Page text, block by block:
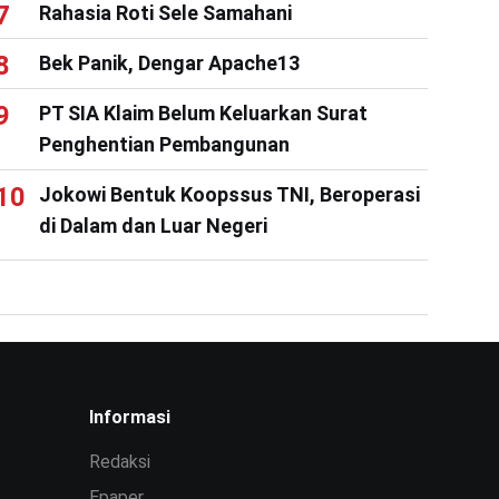
Rahasia Roti Sele Samahani
Bek Panik, Dengar Apache13
PT SIA Klaim Belum Keluarkan Surat
Penghentian Pembangunan
Jokowi Bentuk Koopssus TNI, Beroperasi
di Dalam dan Luar Negeri
Informasi
Redaksi